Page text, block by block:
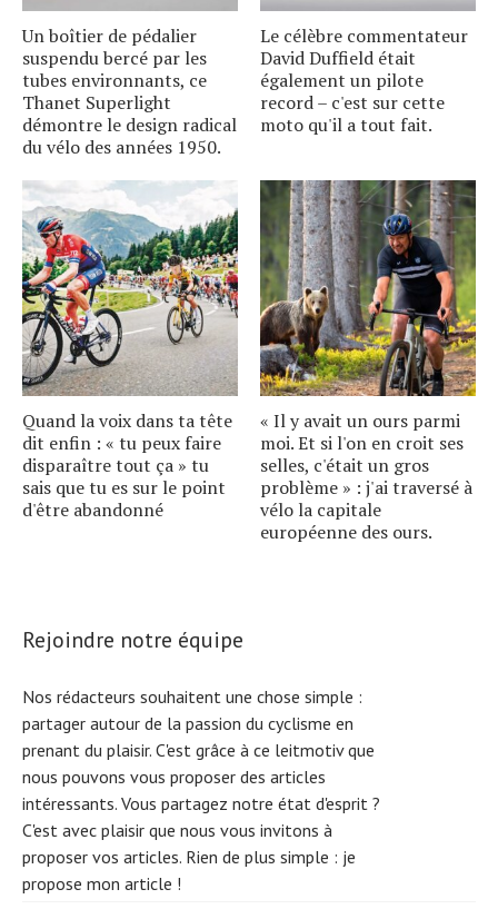
Un boîtier de pédalier
suspendu bercé par les
tubes environnants, ce
Thanet Superlight
démontre le design radical
du vélo des années 1950.
Le célèbre commentateur
David Duffield était
également un pilote
record – c'est sur cette
moto qu'il a tout fait.
Quand la voix dans ta tête
dit enfin : « tu peux faire
disparaître tout ça » tu
sais que tu es sur le point
d'être abandonné
« Il y avait un ours parmi
moi. Et si l'on en croit ses
selles, c'était un gros
problème » : j'ai traversé à
vélo la capitale
européenne des ours.
Rejoindre notre équipe
Nos rédacteurs souhaitent une chose simple :
partager autour de la passion du cyclisme en
prenant du plaisir. C'est grâce à ce leitmotiv que
nous pouvons vous proposer des articles
intéressants. Vous partagez notre état d'esprit ?
C'est avec plaisir que nous vous invitons à
proposer vos articles. Rien de plus simple : je
propose mon article !